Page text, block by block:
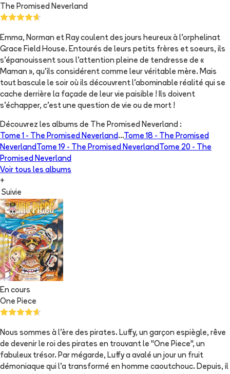
The Promised Neverland
Emma, Norman et Ray coulent des jours heureux à l'orphelinat
Grace Field House. Entourés de leurs petits frères et soeurs, ils
s'épanouissent sous l'attention pleine de tendresse de «
Maman », qu'ils considérent comme leur véritable mère. Mais
tout bascule le soir où ils découvrent l'abominable réalité qui se
cache derrière la façade de leur vie paisible ! Ils doivent
s'échapper, c'est une question de vie ou de mort !
Découvrez les albums de The Promised Neverland :
Tome 1 - The Promised Neverland...Tome 18 - The Promised
Neverland Tome 19 - The Promised Neverland Tome 20 - The
Promised Neverland
Voir tous les albums
+
Suivie
En cours
One Piece
Nous sommes à l'ère des pirates. Luffy, un garçon espiègle, rêve
de devenir le roi des pirates en trouvant le "One Piece", un
fabuleux trésor. Par mégarde, Luffy a avalé un jour un fruit
démoniaque qui l'a transformé en homme caoutchouc. Depuis, il